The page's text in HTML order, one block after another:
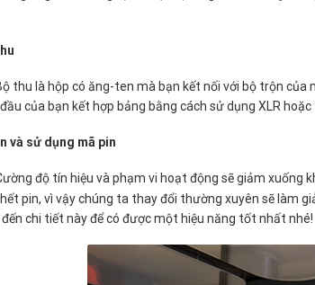
thu là hộp có ăng-ten mà bạn kết nối với bộ trộn của
của bạn kết hợp bảng bằng cách sử dụng XLR
và sử dụng mã pin
độ tín hiệu và phạm vi hoạt động sẽ giảm
pin, vì vậy chúng ta thay đổi thường xuyên sẽ làm
đến chi tiết này để có được một hiệu năng tốt nhất nhé!